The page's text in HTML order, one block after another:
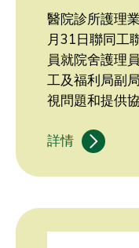
醫院診所護理
月31日聯同工
員就院舍護理
工及福利局副
視問題和提供協
詳情